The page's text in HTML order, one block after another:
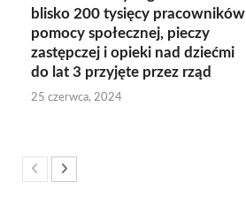
blisko 200 tysięcy pracowników
pomocy społecznej, pieczy
zastępczej i opieki nad dziećmi
do lat 3 przyjęte przez rząd
25 czerwca, 2024